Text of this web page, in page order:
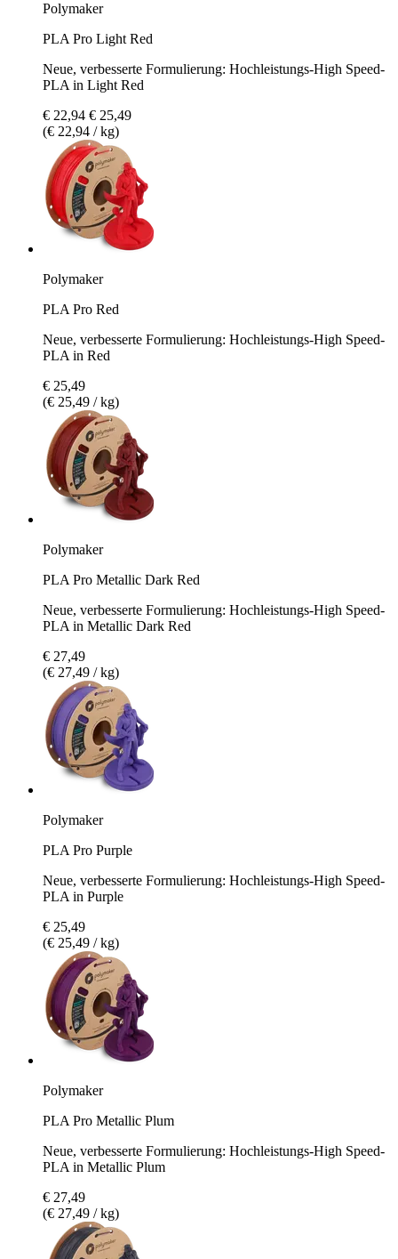
Polymaker
PLA Pro Light Red
Neue, verbesserte Formulierung: Hochleistungs-High Speed-
PLA in Light Red
€ 22,94 € 25,49
(€ 22,94 / kg)
Polymaker
PLA Pro Red
Neue, verbesserte Formulierung: Hochleistungs-High Speed-
PLA in Red
€ 25,49
(€ 25,49 / kg)
Polymaker
PLA Pro Metallic Dark Red
Neue, verbesserte Formulierung: Hochleistungs-High Speed-
PLA in Metallic Dark Red
€ 27,49
(€ 27,49 / kg)
Polymaker
PLA Pro Purple
Neue, verbesserte Formulierung: Hochleistungs-High Speed-
PLA in Purple
€ 25,49
(€ 25,49 / kg)
Polymaker
PLA Pro Metallic Plum
Neue, verbesserte Formulierung: Hochleistungs-High Speed-
PLA in Metallic Plum
€ 27,49
(€ 27,49 / kg)